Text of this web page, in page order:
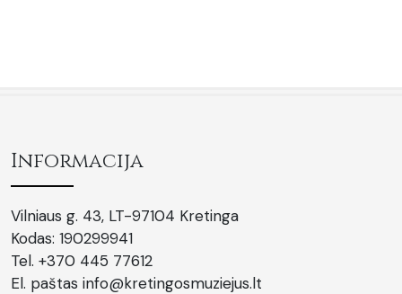
Informacija
Vilniaus g. 43, LT-97104 Kretinga
Kodas: 190299941
Tel. +370 445 77612
El. paštas info@kretingosmuziejus.lt